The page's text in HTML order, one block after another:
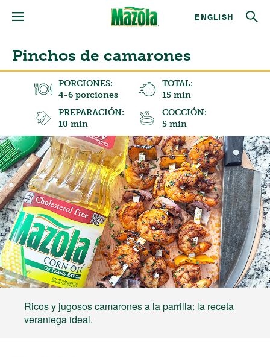
ENGLISH
Ricos y jugosos camarones a la parrilla: la receta
veraniega ideal.
Pinchos de camarones
PORCIONES:
4-6 porciones
TOTAL:
15 min
PREPARACIÓN:
10 min
COCCIÓN:
5 min